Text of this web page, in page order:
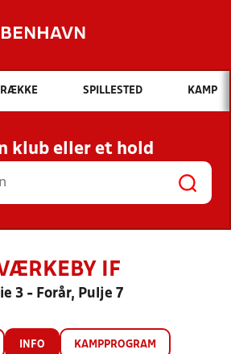
Hvad vil du søge efter?
INDHOLD OG NYHEDER
RESULTATER, KLUBBER OG
HOLD
RÆKKE SPILLESTED KAMP
klub eller et hold
IF
3 - Forår, Pulje 7
INFO KAMPPROGRAM